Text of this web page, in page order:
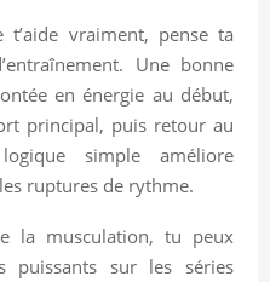
vraiment, pense ta
Une bonne
en énergie au début,
principal, puis retour au
simple améliore
ruptures de rythme.
la musculation, tu peux
puissants sur les séries